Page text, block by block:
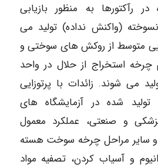
به منظور بازیابی
نسوخته (واکنش نداده) تولید می
متوسط از روکش های سوختی و
استخراج از حلال در واحد
می شوند. زائدات با پرتوزایی
تولید شده در آزمایشگاه های
و صنعتی، عملکرد معمول
و سایر مراحل چرخه سوخت هسته
و آسیاب کردن، تصفیه مواد